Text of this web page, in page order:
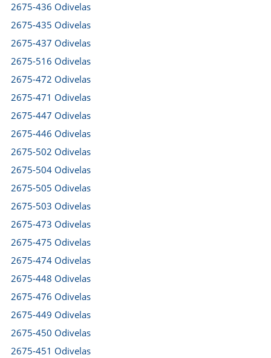
2675-436 Odivelas
2675-435 Odivelas
2675-437 Odivelas
2675-516 Odivelas
2675-472 Odivelas
2675-471 Odivelas
2675-447 Odivelas
2675-446 Odivelas
2675-502 Odivelas
2675-504 Odivelas
2675-505 Odivelas
2675-503 Odivelas
2675-473 Odivelas
2675-475 Odivelas
2675-474 Odivelas
2675-448 Odivelas
2675-476 Odivelas
2675-449 Odivelas
2675-450 Odivelas
2675-451 Odivelas